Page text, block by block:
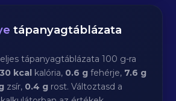
tápanyagtáblázata
tápanyagtáblázata 100 g-ra
30 kcal kalória, 0.6 g fehérje, 7.6 g
zsír, 0.4 g rost. Változtasd a